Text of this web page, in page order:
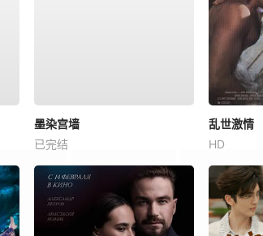
墨染宫墙
已完结
乱世激情
HD